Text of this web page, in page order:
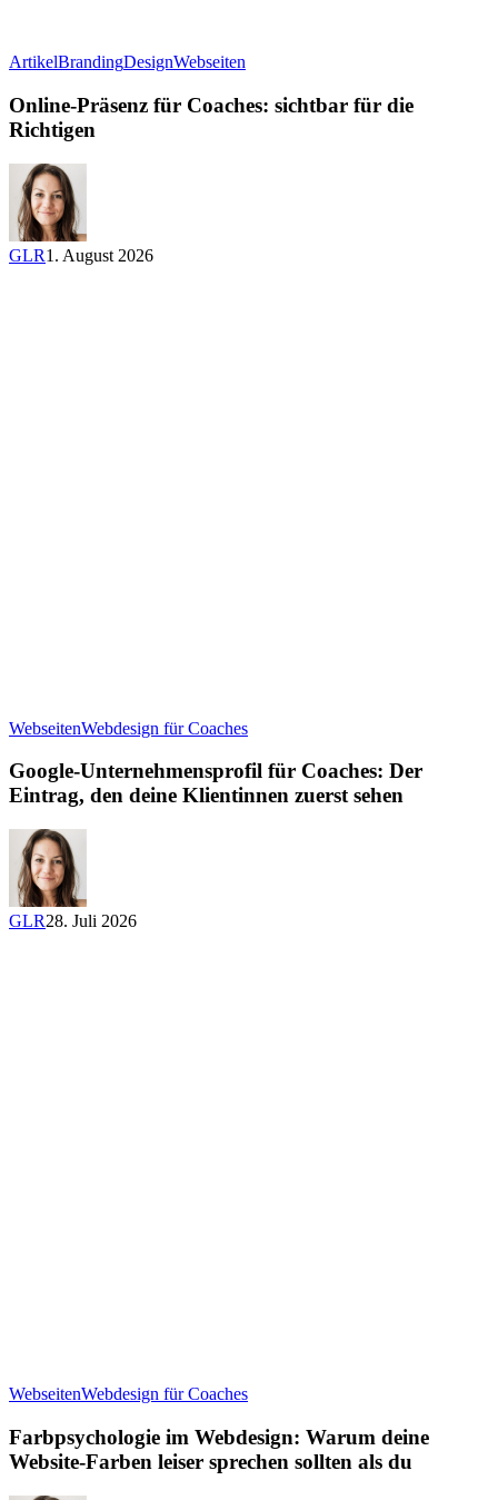
ArtikelBrandingDesignWebseiten
für
Online-Präsenz für Coaches: sichtbar für die
Richtigen
GLR1. August 2026
WebseitenWebdesign für CoachesGoogle-
für
Der
Google-Unternehmensprofil für Coaches: Der
Eintrag, den deine Klientinnen zuerst sehen
GLR28. Juli 2026
WebseitenWebdesign für CoachesFarbpsychologie
Webdesign:
Warum
deine
Farbpsychologie im Webdesign: Warum deine
Website-Farben leiser sprechen sollten als du